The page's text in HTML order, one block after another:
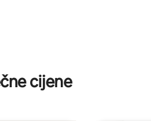
cijene